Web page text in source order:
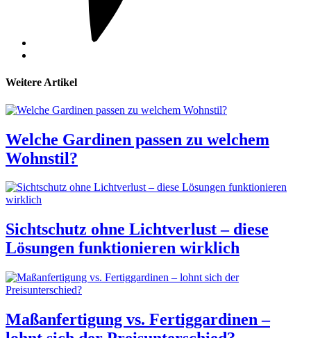
Weitere Artikel
Welche Gardinen passen zu welchem
Wohnstil?
Sichtschutz ohne Lichtverlust – diese
Lösungen funktionieren wirklich
Maßanfertigung vs. Fertiggardinen –